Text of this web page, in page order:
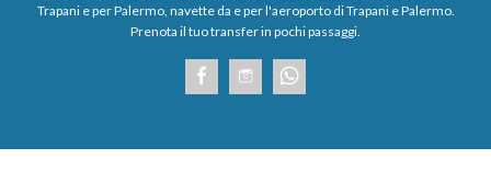
Trapani e per Palermo, navette da e per l'aeroporto di Trapani e Palermo.
Prenota il tuo transfer in pochi passaggi.